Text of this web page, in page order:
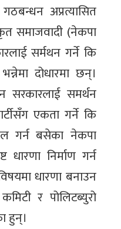
अप्रत्यासित
समाजवादी (नेकपा
सर्मथन गर्ने कि
दोधारमा छन्।
सरकारलाई समर्थन
एकता गर्ने कि
गर्न बसेका नेकपा
निर्माण गर्न
धारणा बनाउन
र पोलिटब्युरो
हुन्।